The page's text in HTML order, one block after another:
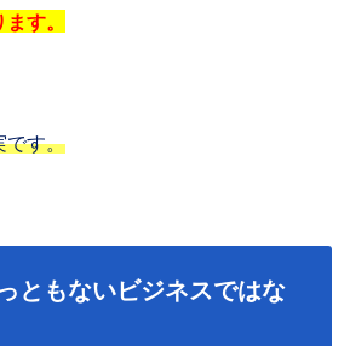
す。
です。
ともないビジネスではな